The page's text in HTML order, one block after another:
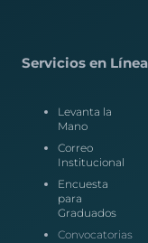
Servicios en Línea
Levanta la
Mano
Correo
Institucional
Encuesta
para
Graduados
Convocatorias